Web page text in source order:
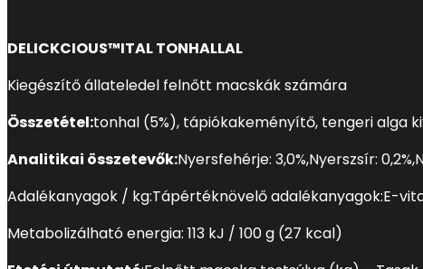
DELICKCIOUS™ITAL TONHALLAL
Kiegészítő állateledel felnőtt macskák számára
Összetétel:tonhal (5%), tápiókakeményítő, tengeri alga
Analitikai összetevők:Nyersfehérje: 3,0%,Nyerszsír: 0,2%,
Adalékanyagok / kg:Tápértéknövelő adalékanyagok:E-
Metabolizálható energia: 113 kJ / 100 g (27 kcal)